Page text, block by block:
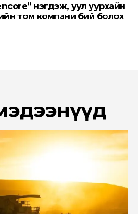
нэгдэж, уул уурхайн
том компани бий болох